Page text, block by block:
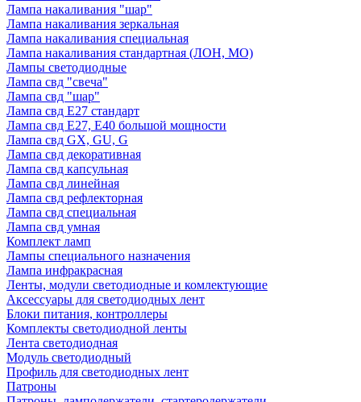
Лампа накаливания "шар"
Лампа накаливания зеркальная
Лампа накаливания специальная
Лампа накаливания стандартная (ЛОН, МО)
Лампы светодиодные
Лампа свд "свеча"
Лампа свд "шар"
Лампа свд E27 стандарт
Лампа свд E27, Е40 большой мощности
Лампа свд GX, GU, G
Лампа свд декоративная
Лампа свд капсульная
Лампа свд линейная
Лампа свд рефлекторная
Лампа свд специальная
Лампа свд умная
Комплект ламп
Лампы специального назначения
Лампа инфракрасная
Ленты, модули светодиодные и комлектующие
Аксессуары для светодиодных лент
Блоки питания, контроллеры
Комплекты светодиодной ленты
Лента светодиодная
Модуль светодиодный
Профиль для светодиодных лент
Патроны